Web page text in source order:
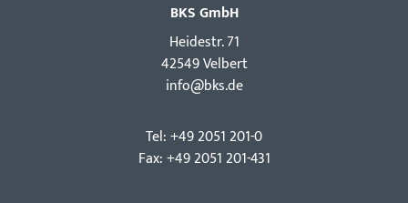
BKS GmbH
Hei­destr. 71
42549 Velbert
info@bks.de
Tel: +49 2051 201-0
Fax: +49 2051 201-431